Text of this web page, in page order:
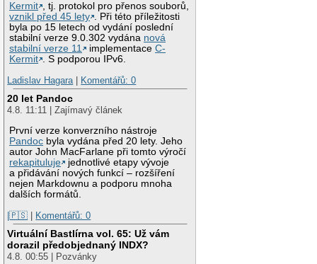
Kermit , tj. protokol pro přenos souborů,
vznikl před 45 lety . Při této příležitosti
byla po 15 letech od vydání poslední
stabilní verze 9.0.302 vydána nová
stabilní verze 11
implementaceC-
Kermit . S podporou IPv6.
Ladislav Hagara | Komentářů: 0
20 let Pandoc
4.8. 11:11 | Zajímavý článek
První verze konverzního nástroje
Pandoc byla vydána před 20 lety. Jeho
autor John MacFarlane při tomto výročí
rekapituluje
jednotlivé etapy vývoje
a přidávání nových funkcí – rozšíření
nejen Markdownu a podporu mnoha
dalších formátů.
|🇵🇸 | Komentářů: 0
Virtuální Bastlírna vol. 65: Už vám
dorazil předobjednaný INDX?
4.8. 00:55 | Pozvánky